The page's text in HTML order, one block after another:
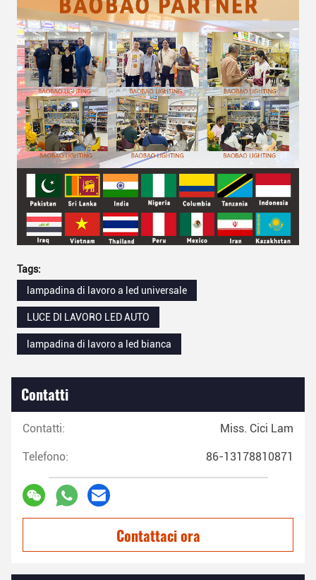
Tags:
lampadina di lavoro a led universale
LUCE DI LAVORO LED AUTO
lampadina di lavoro a led bianca
Contatti
Contatti: Miss. Cici Lam
Telefono: 86-13178810871
Contattaci ora